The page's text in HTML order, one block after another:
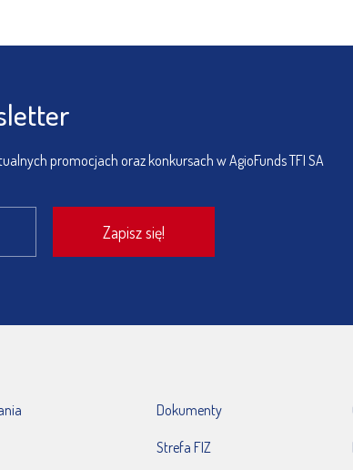
promocjach oraz konkursach w AgioFunds TFI SA
Dokumenty
Strefa FIZ